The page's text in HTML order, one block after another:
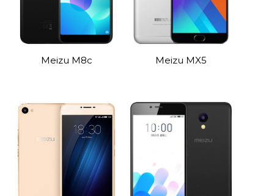
Meizu M8c Meizu MX5